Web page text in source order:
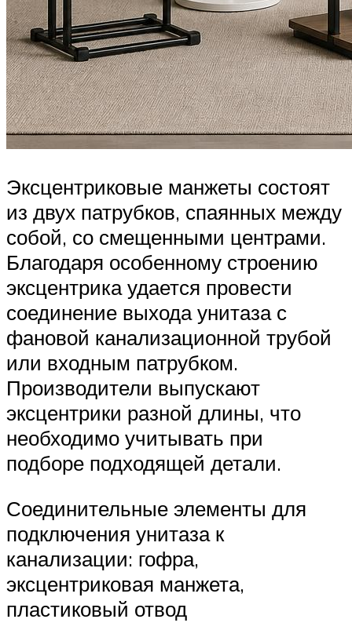
Эксцентриковые манжеты состоят
из двух патрубков, спаянных между
собой, со смещенными центрами.
Благодаря особенному строению
эксцентрика удается провести
соединение выхода унитаза с
фановой канализационной трубой
или входным патрубком.
Производители выпускают
эксцентрики разной длины, что
необходимо учитывать при
подборе подходящей детали.
Соединительные элементы для
подключения унитаза к
канализации: гофра,
эксцентриковая манжета,
пластиковый отвод